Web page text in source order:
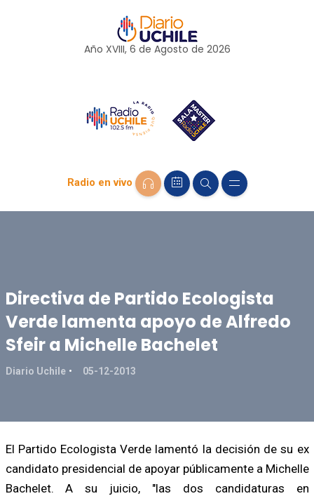
Año XVIII, 6 de Agosto de 2026
Radio en vivo
Directiva de Partido Ecologista
Verde lamenta apoyo de Alfredo
Sfeir a Michelle Bachelet
Diario Uchile 05-12-2013
El Partido Ecologista Verde lamentó la decisión de su ex
candidato presidencial de apoyar públicamente a Michelle
Bachelet. A su juicio, "las dos candidaturas en